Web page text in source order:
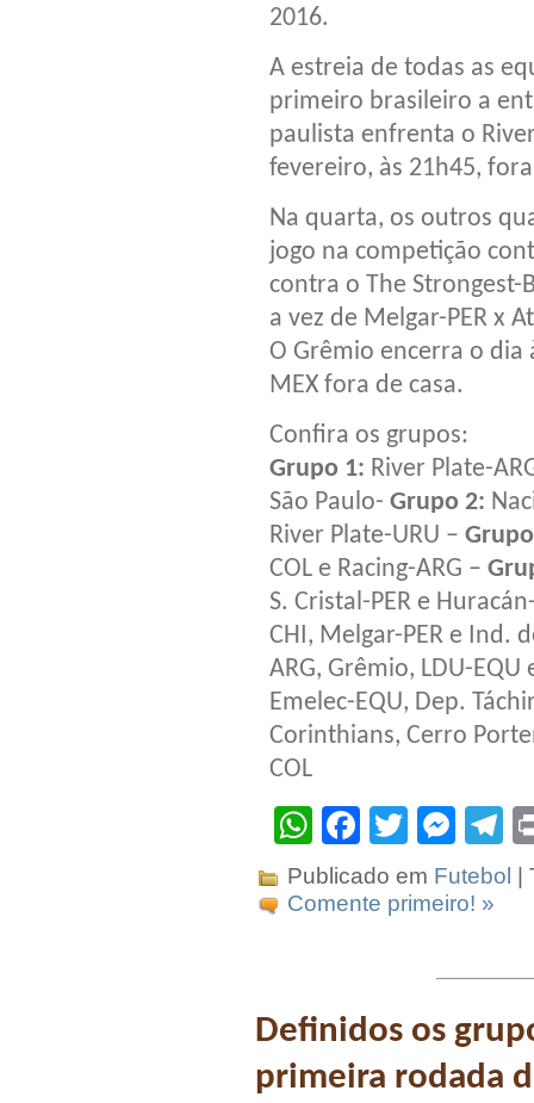
2016.
A estreia de todas as
primeiro brasileiro a
paulista enfrenta o
fevereiro, às 21h45,
Na quarta, os outros
jogo na competição
contra o The Strongest-
a vez de Melgar-PER x
O Grêmio encerra o dia
MEX fora de casa.
Confira os grupos:
Grupo 1: River Plate-
São Paulo- Grupo 2:
River Plate-URU –
COL e Racing-ARG –
S. Cristal-PER e
CHI, Melgar-PER e Ind.
ARG, Grêmio, LDU-EQU
Emelec-EQU, Dep.
Corinthians, Cerro
COL
WhatsApp
Facebook
Twitter
Publicado em Futebol |
Comente primeiro! »
Definidos os
primeira rodada